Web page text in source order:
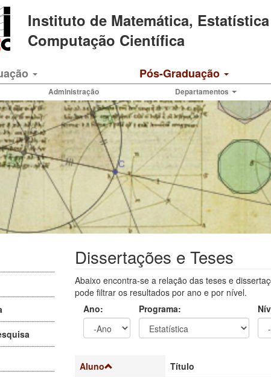
Instituto de Matemática,
Computação Científica
Pós-Graduação
Administração Departamentos
Dissertações e Teses
Abaixo encontra-se a relação das teses e
pode filtrar os resultados por ano e por nível.
Ano:
Programa:
Aluno Título